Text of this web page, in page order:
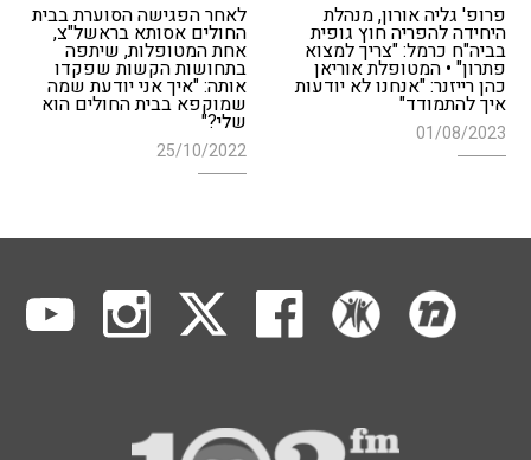
פרופ' גליה אורון, מנהלת
היחידה להפריה חוץ גופית
בביה"ח כרמל: "צריך למצוא
פתרון" • המטופלת אוריאן
כהן רייזנר: "אנחנו לא יודעות
איך להתמודד"
01/08/2023
לאחר הפגישה הסוערת בבית
החולים אסותא בראשל"צ,
אחת המטופלות, שיתפה
בתחושות הקשות שפקדו
אותה: "איך אני יודעת שמה
שמוקפא בבית החולים הוא
שלי?"
25/10/2022